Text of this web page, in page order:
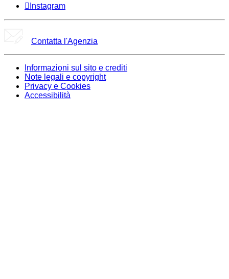
Instagram
Contatta l'Agenzia
Informazioni sul sito e crediti
Note legali e copyright
Privacy e Cookies
Accessibilità